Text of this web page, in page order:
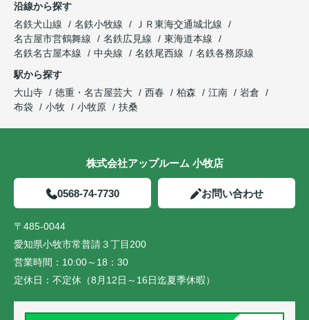
沿線から探す
名鉄犬山線
名鉄小牧線
ＪＲ東海交通城北線
名古屋市営鶴舞線
名鉄広見線
東海道本線
名鉄名古屋本線
中央線 名鉄尾西線
名鉄各務原線
駅から探す
大山寺
徳重・名古屋芸大 西春 柏森 江南
岩倉
布袋
小牧 小牧原 扶桑
株式会社アップルーム 小牧店
0568-74-7730 お問い合わせ
〒485-0044
愛知県小牧市常普請３丁目200
営業時間： 10:00～18：30
定休日： 不定休（8月12日～16日迄夏季休暇）